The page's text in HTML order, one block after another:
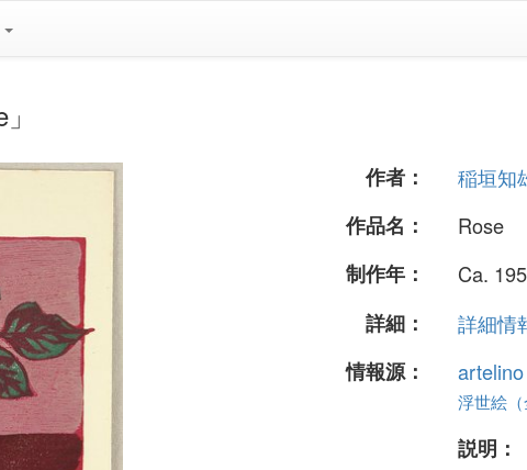
作者：
稲垣知
作品名：
Rose
制作年：
Ca.
詳細：
詳細情
情報源：
浮世絵
説明：